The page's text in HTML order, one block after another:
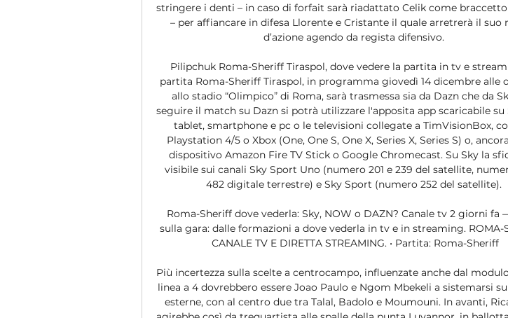
stringere i denti – in caso di forfait sarà riadattato Celik come
– per affiancare in difesa Llorente e Cristante il quale arretrerà il suo
d’azione agendo da regista difensivo.
Pilipchuk Roma-Sheriff Tiraspol, dove vedere la partita in tv e
partita Roma-Sheriff Tiraspol, in programma giovedì 14 dicembre alle
allo stadio “Olimpico” di Roma, sarà trasmessa sia da Dazn che da
seguire il match su Dazn si potrà utilizzare l'apposita app scaricabile
tablet, smartphone e pc o le televisioni collegate a TimVisionBox,
Playstation 4/5 o Xbox (One, One S, One X, Series X, Series S) o,
dispositivo Amazon Fire TV Stick o Google Chromecast. Su Sky la
visibile sui canali Sky Sport Uno (numero 201 e 239 del satellite,
482 digitale terrestre) e Sky Sport (numero 252 del satellite).
Roma-Sheriff dove vederla: Sky, NOW o DAZN? Canale tv 2 giorni fa
sulla gara: dalle formazioni a dove vederla in tv e in streaming. ROMA-
CANALE TV E DIRETTA STREAMING. • Partita: Roma-Sheriff
Più incertezza sulla scelte a centrocampo, influenzate anche dal
linea a 4 dovrebbero essere Joao Paulo e Ngom Mbekeli a sistemarsi
esterne, con al centro due tra Talal, Badolo e Moumouni. In avanti,